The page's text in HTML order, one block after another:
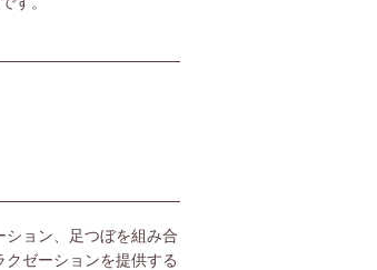
ョン、足つぼを組み合
ゼーションを提供する